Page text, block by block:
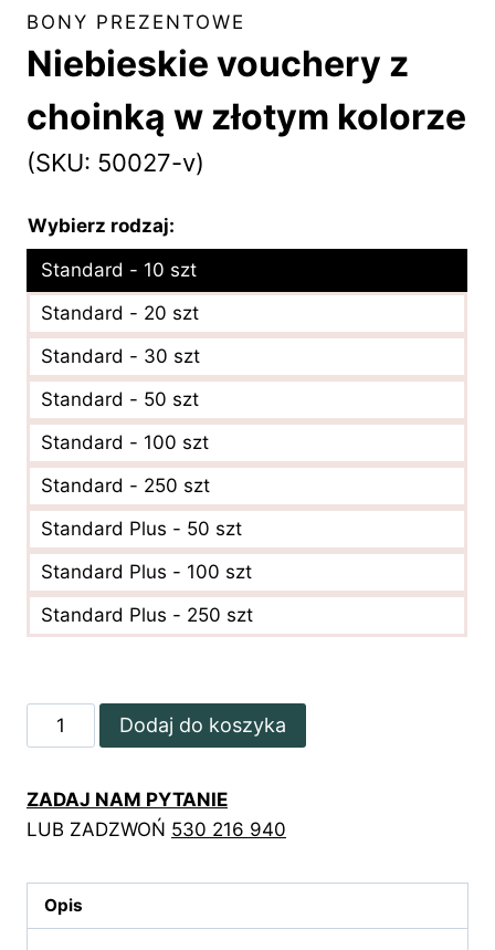
BONY PREZENTOWE
Niebieskie vouchery z
choinką w złotym kolorze
(SKU: 50027-v)
Wybierz rodzaj:
Standard - 10 szt
Standard - 20 szt
Standard - 30 szt
Standard - 50 szt
Standard - 100 szt
Standard - 250 szt
Standard Plus - 50 szt
Standard Plus - 100 szt
Standard Plus - 250 szt
ilość
Niebieskie
z
choinką
złotym
kolorze
Dodaj do koszyka
ZADAJ NAM PYTANIE
LUB ZADZWOŃ 530 216 940
Opis